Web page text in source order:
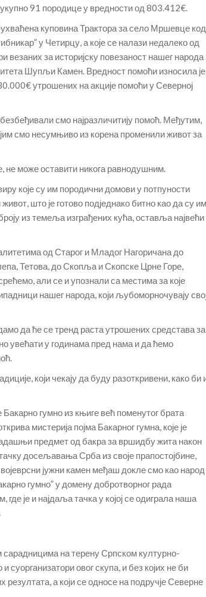
91 породице у вредности од 803.412€.
куповина Трактора за село Мршевце код
у Четирцу, а које се налази недалеко од
везаних за историјску повезаност нашег народа
Шупљи Камен. Вредност помоћи износила је
утрошених на акције помоћи у Северној
смо најразличитију помоћ. Међутим,
смо несумњиво из корена променили живот за
не може оставити никога равнодушним.
које су им породични домови у потпуности
што је готово подједнако битно као да су им
из темеља изграђених кућа, оставља највећи
од Старог и Младог Нагоричана до
Тетова, до Скопља и Скопске Црне Горе,
али се и упознали са местима за које
нашег народа, који љубоморночувају
да ће се тренд раста утрошених средстава за
увећати у годинама пред нама и да ћемо
који чекају да буду разоткривени, како би
гумно из књиге већ поменутог брата
мистерија појма Бакарног гумна, које је
предмет од бакра за вршидбу жита након
досељавања Срба из своје прапостојбине,
јужни камен међаш докле смо као народ
гумно” у домену добротворног рада
је и најдаља тачка у којој се одиграла наша
на терену Српском културно-
овог скупа, и без којих не би
а који се односе на подручје Северне